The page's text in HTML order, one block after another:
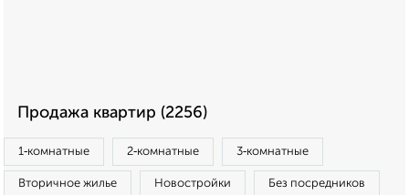
Продажа квартир (2256)
1‑комнатные 2‑комнатные 3‑комнатные
Вторичное жилье Новостройки Без посредников